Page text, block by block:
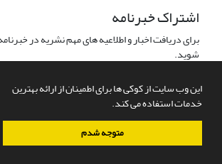
این وب سایت از کوکی ها برای اطمینان از ارائه بهترین
خدمات استفاده می کند.
متوجه شدم
اشتراک خبرنامه
برای دریافت اخبار و اطلاعیه های مهم نشریه در
شوید.
سامانه مدیریت نشریات علمی.طراحی و پیاده سازی از